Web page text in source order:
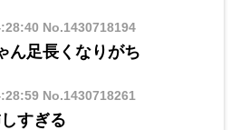
No.1430718194
ん足長くなりがち
No.1430718261
すぎる